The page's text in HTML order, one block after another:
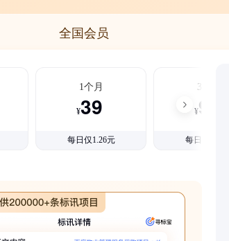
全国会员
1个月
¥39
每日仅1.26元
3个月
¥99
每日仅1.08元